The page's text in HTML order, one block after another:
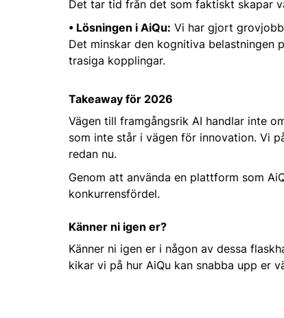
Det tar tid från det som faktiskt skapar
• Lösningen i AiQu: Vi har gjort
Det minskar den kognitiva
trasiga kopplingar.
Takeaway för 2026
Vägen till framgångsrik AI handlar inte
som inte står i vägen för innovation. Vi
redan nu.
Genom att använda en plattform som
konkurrensfördel.
Känner ni igen er?
Känner ni igen er i någon av dessa
kikar vi på hur AiQu kan snabba upp er